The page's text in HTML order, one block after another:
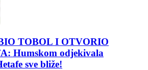
TOBOL I OTVORIO
Humskom odjekivala
sve bliže!